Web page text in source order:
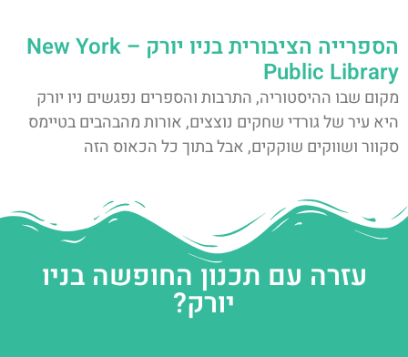
הספרייה הציבורית בניו יורק – New York
Public Library
מקום שבו ההיסטוריה, התרבות והספרים נפגשים ניו יורק
היא עיר של גורדי שחקים נוצצים, אורות מהבהבים בטיימס
סקוור ושווקים שוקקים, אבל בתוך כל הכאוס הזה
עזרה עם תכנון החופשה בניו
יורק?